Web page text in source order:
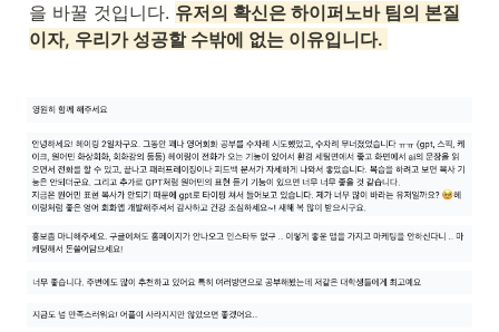
을 바꿀 것입니다. 유저의 확신은 하이퍼노바 팀의 본질
이자, 우리가 성공할 수밖에 없는 이유입니다.